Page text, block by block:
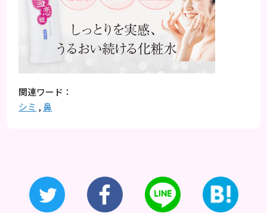
シミ , 鼻